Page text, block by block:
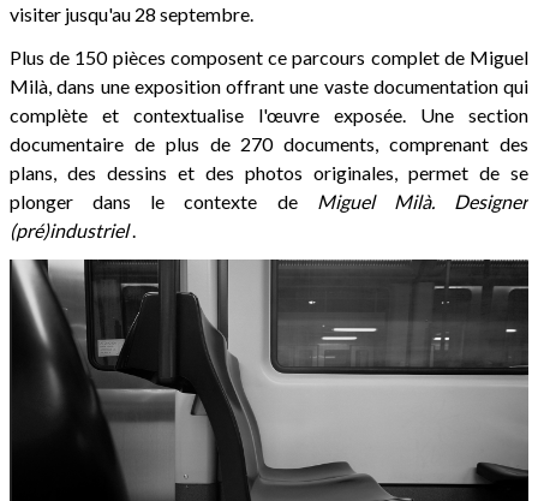
visiter jusqu'au 28 septembre.
Plus de 150 pièces composent ce parcours complet de Miguel
Milà, dans une exposition offrant une vaste documentation qui
complète et contextualise l'œuvre exposée. Une section
documentaire de plus de 270 documents, comprenant des
plans, des dessins et des photos originales, permet de se
plonger dans le contexte de
Miguel Milà. Designer
(pré)industriel.